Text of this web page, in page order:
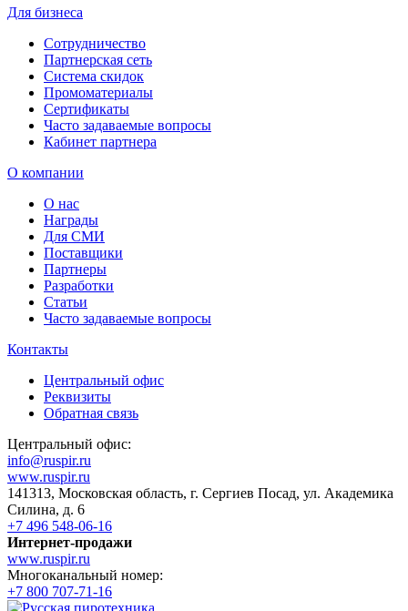
Для бизнеса
Сотрудничество
Партнерская сеть
Система скидок
Промоматериалы
Сертификаты
Часто задаваемые вопросы
Кабинет партнера
О компании
О нас
Награды
Для СМИ
Поставщики
Партнеры
Разработки
Статьи
Часто задаваемые вопросы
Контакты
Центральный офис
Реквизиты
Обратная связь
Центральный офис:
info@ruspir.ru
www.ruspir.ru
141313, Московская область, г. Сергиев Посад, ул. Академика
Силина, д. 6
+7 496 548-06-16
Интернет-продажи
www.ruspir.ru
Многоканальный номер:
+7 800 707-71-16